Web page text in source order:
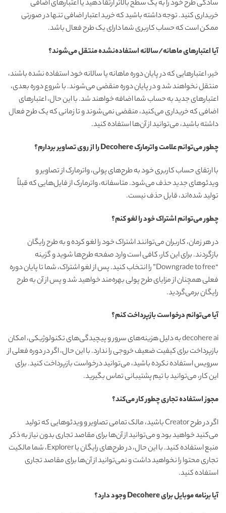
سادگی طرح خود را به یک سطح بالاتر ارتقا دهید یا اعتبارهای اضافی
خریداری کنید. توجه داشته باشید که خرید اعتبار اضافی تنها در صورتی
ممکن است که حساب کاربری شما دارای یک طرح فعال باشد.
آیا اعتبارهای ماهانه/سالانه استفاده‌نشده منتقل می‌شوند؟
خیر، اعتبارهایی که در پایان دوره ماهانه یا سالانه خود استفاده نشده باشند،
منتقل نخواهند شد و در پایان دوره منقضی می‌شوند. با شروع دوره بعدی،
اعتبارهای جدید به حساب شما اضافه خواهند شد. با این حال، اعتبارهای
اضافی که خریداری می‌کنید، منقضی نمی‌شوند و تا زمانی که یک طرح فعال
داشته باشید، می‌توانید از آن‌ها استفاده کنید.
چطور می‌توانم علامت واترمارک Decohere را از روی تصاویر بردارم؟
با ارتقای حساب کاربری خود به طرح‌های پولی، واترمارک از تصاویر و
ویدئوهای جدید حذف می‌شود. متاسفانه، واترمارک از فایل‌هایی که قبلاً
تولید شده‌اند، قابل حذف نیست.
چطور می‌توانم اشتراک خود را لغو کنم؟
در هر زمان، کاربران می‌توانند اشتراک خود را لغو کرده و به طرح رایگان
بازگردند. برای این کار، کافی است وارد صفحه طرح‌ها شوید و گزینه
“Downgrade to free” را انتخاب کنید. پس از لغو اشتراک، شما تا پایان دوره
فعلی همچنان از مزایای طرح پولی بهره‌مند خواهید شد و پس از آن به طرح
رایگان برمی‌گردید.
آیا می‌توانم درخواست بازپرداخت کنم؟
decohere ai به دلیل هزینه‌های سرور و پیچیدگی‌های تکنولوژیکی، امکان
بازپرداخت برای کیفیت ضعیف خروجی را ندارد. با این حال، اگر در دوره فعلی از
سرویس استفاده نکرده باشید، می‌توانید درخواست بازپرداخت کنید. برای
این کار، می‌توانید با تیم پشتیبانی تماس بگیرید.
مجوز استفاده تجاری چطور کار می‌کند؟
اگر در طرح Creator باشید، مالک تمامی تصاویر و ویدئوهایی که تولید
می‌کنید خواهید بود و می‌توانید از آن‌ها برای مقاصد تجاری بدون نیاز به ذکر
منبع استفاده کنید. با این حال، در طرح‌های رایگان یا Explorer، شما مالکیت
تجاری محتوا را نخواهید داشت و نمی‌توانید از آن‌ها برای مقاصد تجاری
استفاده کنید.
آیا برنامه موبایل برای Decohere وجود دارد؟